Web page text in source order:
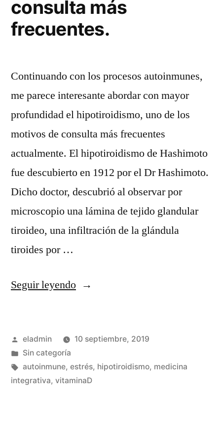
consulta más
frecuentes.
Continuando con los procesos autoinmunes,
me parece interesante abordar con mayor
profundidad el hipotiroidismo, uno de los
motivos de consulta más frecuentes
actualmente. El hipotiroidismo de Hashimoto
fue descubierto en 1912 por el Dr Hashimoto.
Dicho doctor, descubrió al observar por
microscopio una lámina de tejido glandular
tiroideo, una infiltración de la glándula
tiroides por …
Seguir leyendo«Hipotiroidismo,
los
motivos
de
Publicado
por
eladmin
10 septiembre, 2019
Publicado
en
Sin categoría
Etiquetas:
autoinmune, estrés, hipotiroidismo, medicina
integrativa, vitaminaD